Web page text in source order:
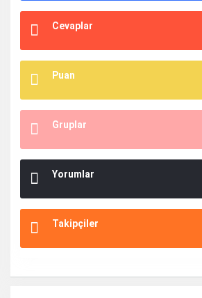
Cevaplar
Puan
Gruplar
Yorumlar
Takipçiler